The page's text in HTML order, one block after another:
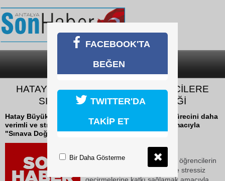
SON DAKİKA
HATAY BÜYÜKŞEHİR’DEN ÖĞRENCİLERE
SINAV MOTİVASYONU DESTEĞİ
Hatay Büyükşehir Belediyesi, öğrencilerin sınav sürecini daha
verimli ve stressiz geçirmelerine katkı sağlamak amacıyla
"Sınava Doğru Gençlik Buluşmaları"...
08 Mayıs 2026 Cuma 17:53
Hatay Büyükşehir Belediyesi, öğrencilerin
sınav sürecini daha verimli ve stressiz
FACEBOOK'TA
BEĞEN
TWITTER'DA
TAKİP ET
Bir Daha Gösterme